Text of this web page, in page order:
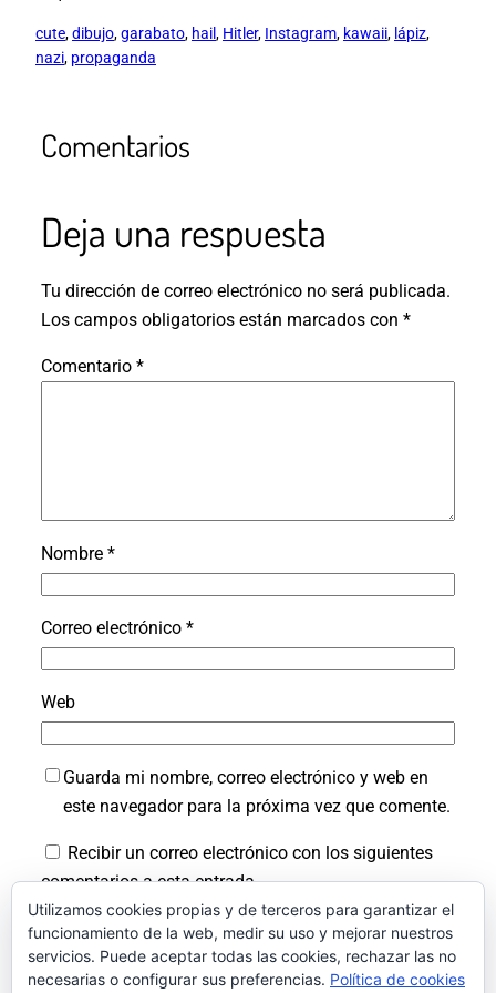
cute, dibujo, garabato, hail, Hitler, Instagram, kawaii, lápiz
nazi, propaganda
Comentarios
Deja una respuesta
Tu dirección de correo electrónico no será publicada.
Los campos obligatorios están marcados con *
Comentario *
Nombre *
Correo electrónico *
Web
Guarda mi nombre, correo electrónico y web en
este navegador para la próxima vez que comente.
Recibir un correo electrónico con los siguientes
comentarios a esta entrada.
Recibir un correo electrónico con cada nueva
entrada.
Utilizamos cookies propias y de terceros para garantizar el
funcionamiento de la web, medir su uso y mejorar nuestros
servicios. Puede aceptar todas las cookies, rechazar las no
necesarias o configurar sus preferencias. Política de cookies